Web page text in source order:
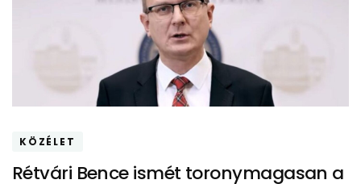
KÖZÉLET
Rétvári Bence ismét toronymagasan a